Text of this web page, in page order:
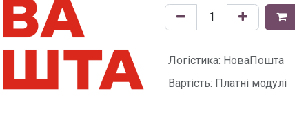
Логістика: НоваПошта
Вартість: Платні модулі